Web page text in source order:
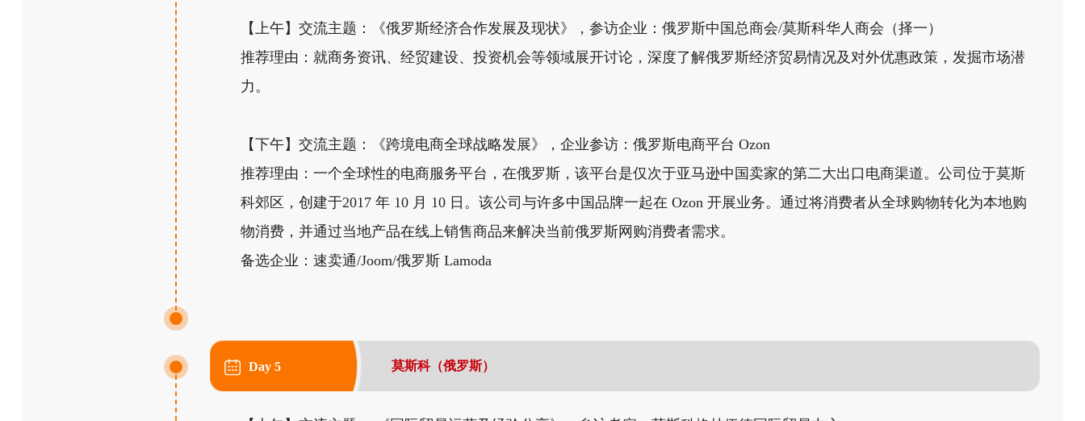
【上午】交流主题：《俄罗斯经济合作发展及现状》，参访企业：俄罗斯中国总商会/莫斯科华人商会（择一）
推荐理由：就商务资讯、经贸建设、投资机会等领域展开讨论，深度了解俄罗斯经济贸易情况及对外优惠政策，发掘市场潜
力。
【下午】交流主题：《跨境电商全球战略发展》，企业参访：俄罗斯电商平台 Ozon
推荐理由：一个全球性的电商服务平台，在俄罗斯，该平台是仅次于亚马逊中国卖家的第二大出口电商渠道。公司位于莫斯
科郊区，创建于2017 年 10 月 10 日。该公司与许多中国品牌一起在 Ozon 开展业务。通过将消费者从全球购物转化为本地购
物消费，并通过当地产品在线上销售商品来解决当前俄罗斯网购消费者需求。
备选企业：速卖通/Joom/俄罗斯 Lamoda
Day 5 莫斯科（俄罗斯）